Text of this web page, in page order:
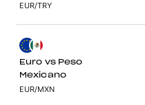
EUR/TRY
Euro vs Peso
Mexicano
EUR/MXN